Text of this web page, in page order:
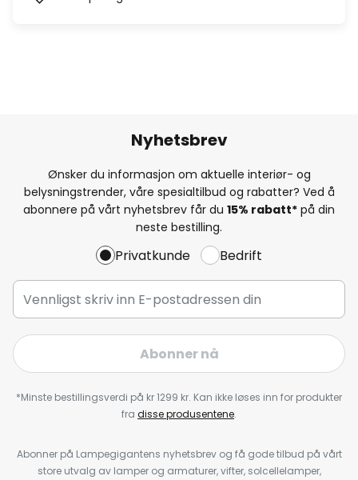
Nyhetsbrev
Ønsker du informasjon om aktuelle interiør- og
belysningstrender, våre spesialtilbud og rabatter? Ved å
abonnere på vårt nyhetsbrev får du 15% rabatt* på din
neste bestilling.
Privatkunde Bedrift
Abonner nå
*Minste bestillingsverdi på kr 1299 kr. Kan ikke løses inn for produkter
fra disse produsentene.
Abonner på Lampegigantens nyhetsbrev og få gode tilbud på vårt
store utvalg av lamper og armaturer, vifter, solcellelamper,